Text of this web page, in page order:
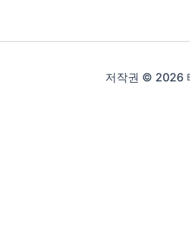
저작권 © 2026